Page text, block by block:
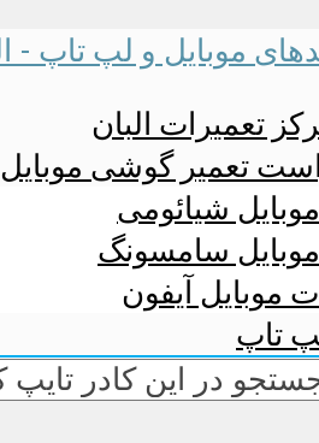
تعمیرات البان
تعمیر گوشی موبایل
شیائومی
سامسونگ
موبایل آیفون
تاپ